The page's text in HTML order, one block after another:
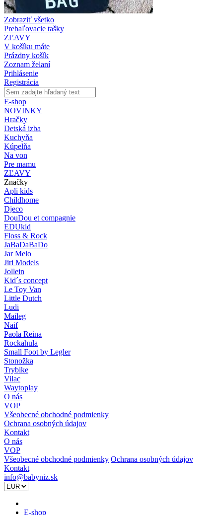
Zobraziť všetko
Prebaľovacie tašky
ZĽAVY
V košíku máte
Prázdny košík
Zoznam želaní
Prihlásenie
Registrácia
E-shop
NOVINKY
Hračky
Detská izba
Kuchyňa
Kúpelňa
Na von
Pre mamu
ZĽAVY
Značky
Apli kids
Childhome
Djeco
DouDou et compagnie
EDUkid
Floss & Rock
JaBaDaBaDo
Jar Melo
Jiri Models
Jollein
Kid´s concept
Le Toy Van
Little Dutch
Ludi
Maileg
Naif
Paola Reina
Rockahula
Small Foot by Legler
Stonožka
Trybike
Vilac
Waytoplay
O nás
VOP
Všeobecné obchodné podmienky
Ochrana osobných údajov
Kontakt
O nás
VOP
Všeobecné obchodné podmienky Ochrana osobných údajov
Kontakt
info@babyniz.sk
E-shop